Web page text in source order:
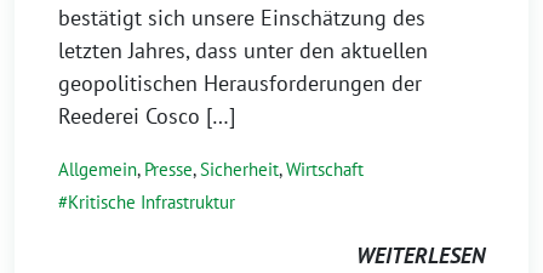
bestätigt sich unsere Einschätzung des
letzten Jahres, dass unter den aktuellen
geopolitischen Herausforderungen der
Reederei Cosco […]
Allgemein, Presse,Sicherheit,Wirtschaft
Kritische Infrastruktur
WEITERLESEN